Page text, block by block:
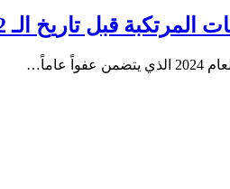
تاريخ الـ 22 من أيلول 2024